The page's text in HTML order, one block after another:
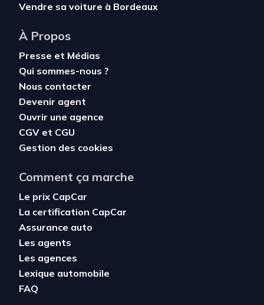
Vendre sa voiture à Bordeaux
À Propos
Presse et Médias
Qui sommes-nous ?
Nous contacter
Devenir agent
Ouvrir une agence
CGV et CGU
Gestion des cookies
Comment ça marche
Le prix CapCar
La certification CapCar
Assurance auto
Les agents
Les agences
Lexique automobile
FAQ